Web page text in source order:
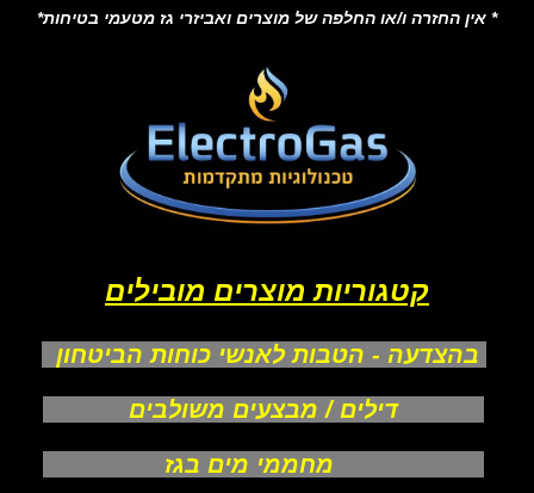
* אין החזרה ו/או החלפה של מוצרים ואביזרי גז מטעמי בטיחות*
קטגוריות מוצרים מובילים
בהצדעה - הטבות לאנשי כוחות הביטחון
דילים / מבצעים משולבים
מחממי מים בגז